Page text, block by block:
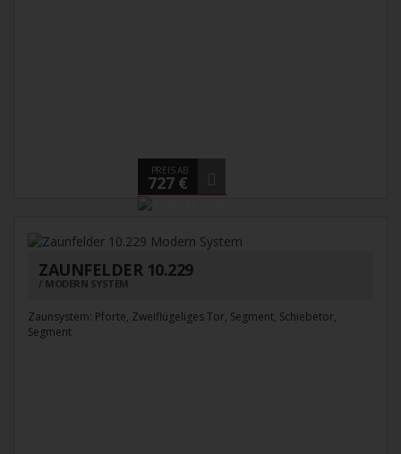
PREIS AB
727 €
ZAUNFELDER 10.229
MODERN SYSTEM
Zaunsystem: Pforte, Zweiflügeliges Tor, Segment, Schiebetor,
Segment